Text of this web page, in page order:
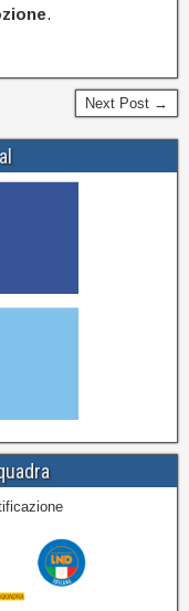
.
Next Post →